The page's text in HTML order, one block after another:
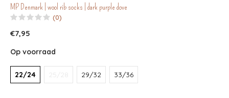
MP Denmark | wool rib socks | dark purple dove
(0)
€7,95
Op voorraad
22/24 25/28 29/32 33/36